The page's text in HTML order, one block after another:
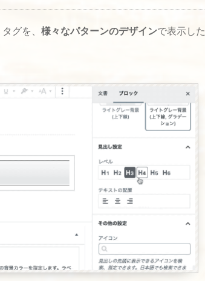
タグを、 様々なパターンのデザインで表示した